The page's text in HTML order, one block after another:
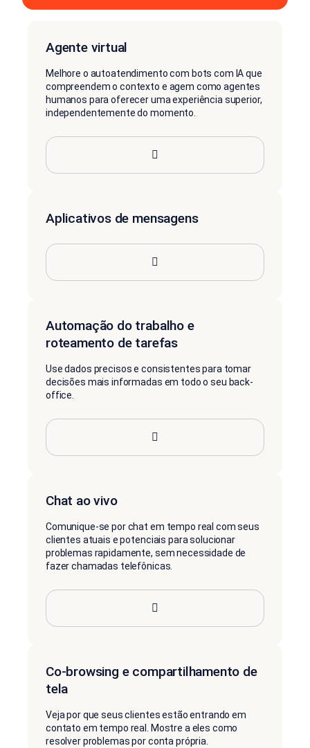
Agente virtual
Melhore o autoatendimento com bots com IA que
compreendem o contexto e agem como agentes
humanos para oferecer uma experiência superior,
independentemente do momento.
Aplicativos de mensagens
Automação do trabalho e
roteamento de tarefas
Use dados precisos e consistentes para tomar
decisões mais informadas em todo o seu back-
office.
Chat ao vivo
Comunique-se por chat em tempo real com seus
clientes atuais e potenciais para solucionar
problemas rapidamente, sem necessidade de
fazer chamadas telefônicas.
Co-browsing e compartilhamento de
tela
Veja por que seus clientes estão entrando em
contato em tempo real. Mostre a eles como
resolver problemas por conta própria.